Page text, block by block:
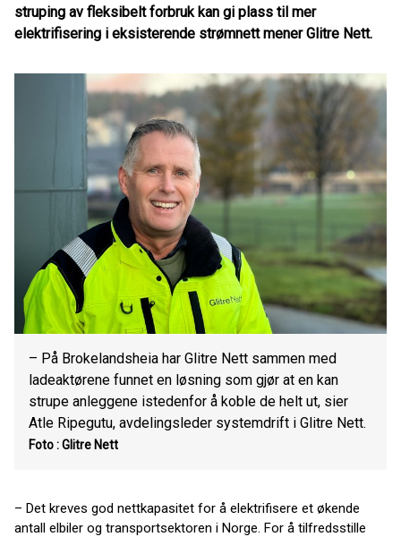
struping av fleksibelt forbruk kan gi plass til mer
elektrifisering i eksisterende strømnett mener Glitre Nett.
– På Brokelandsheia har Glitre Nett sammen med
ladeaktørene funnet en løsning som gjør at en kan
strupe anleggene istedenfor å koble de helt ut, sier
Atle Ripegutu, avdelingsleder systemdrift i Glitre Nett.
Foto : Glitre Nett
– Det kreves god nettkapasitet for å elektrifisere et økende
antall elbiler og transportsektoren i Norge. For å tilfredsstille